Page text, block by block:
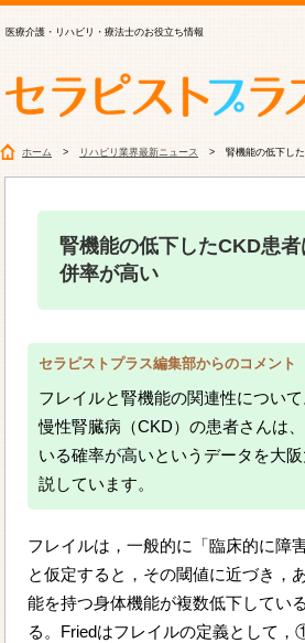
医療介護・リハビリ・療法士のお役立ち情報
ホーム リハビリ業界最新ニュース 腎機能の低下し
腎機能の低下したCKD患
併率が高い
セラピストプラス編集部からのコメント
フレイルと腎機能の関連性につい
慢性腎臓病（CKD）の患者さんは
いる確率が高いというデータを大
説しています。
フレイルは，一般的に「臨床的に障
と仮定すると，その閾値に近づき，
能を持つ身体機能が複数低下してい
る。Friedはフレイルの定義として